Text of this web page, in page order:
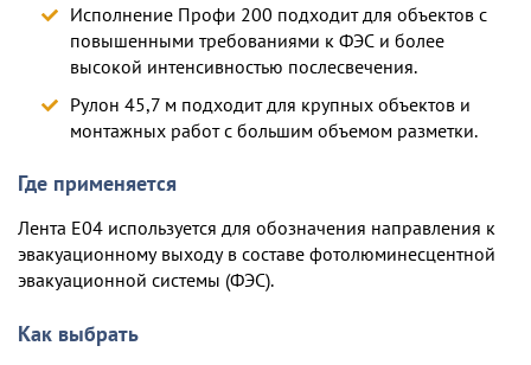
Исполнение Профи 200 подходит для объектов с
повышенными требованиями к ФЭС и более
высокой интенсивностью послесвечения.
Рулон 45,7 м подходит для крупных объектов и
монтажных работ с большим объемом разметки.
Где применяется
Лента E04 используется для обозначения направления к
эвакуационному выходу в составе фотолюминесцентной
эвакуационной системы (ФЭС).
Как выбрать